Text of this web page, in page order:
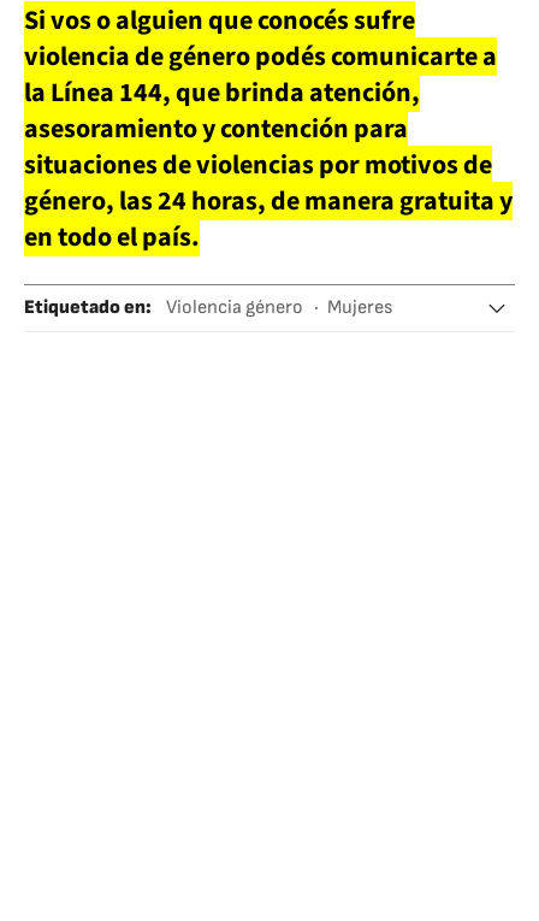
Si vos o alguien que conocés sufre
violencia de género podés comunicarte a
la Línea 144, que brinda atención,
asesoramiento y contención para
situaciones de violencias por motivos de
género, las 24 horas, de manera gratuita y
en todo el país.
Etiquetado en: Violencia género
Mujeres